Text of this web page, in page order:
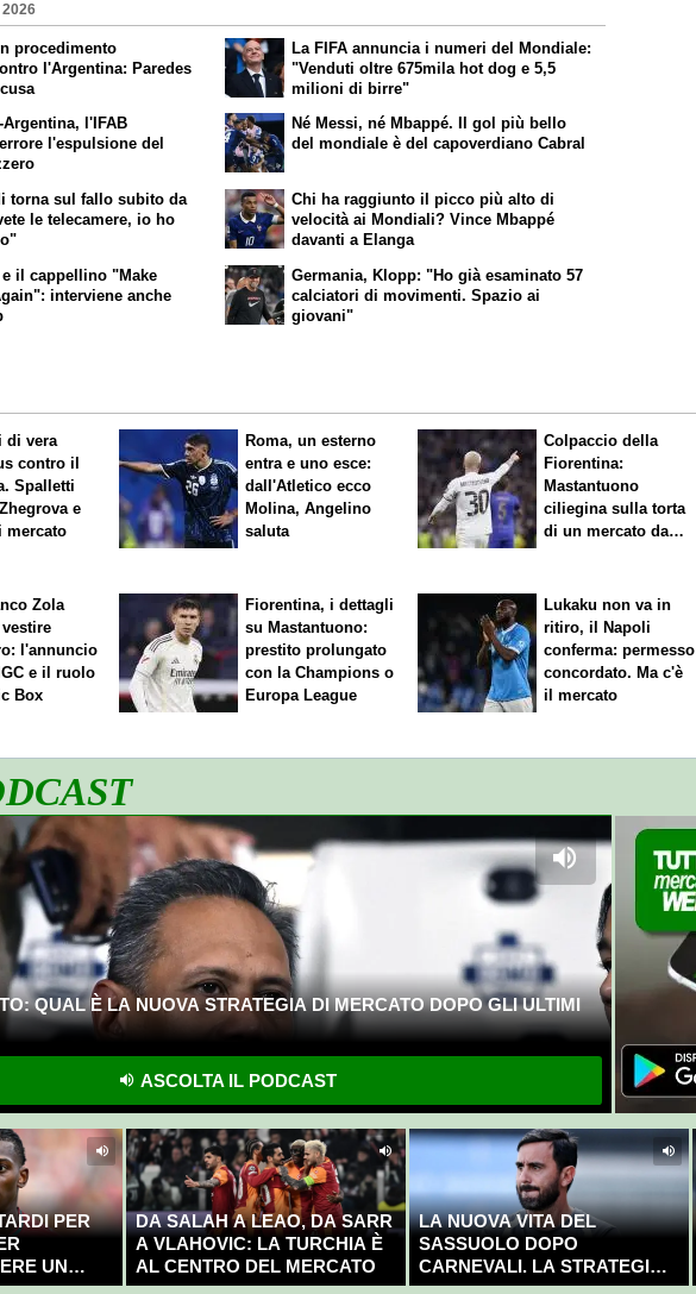
2026
procedimento
l'Argentina: Paredes
l'IFAB
l'espulsione del
La FIFA annuncia i numeri del Mondiale:
"Venduti oltre 675mila hot dog e 5,5
milioni di birre"
Né Messi, né Mbappé. Il gol più bello
del mondiale è del capoverdiano Cabral
torna sul fallo subito da
le telecamere, io ho
e il cappellino "Make
interviene anche
Chi ha raggiunto il picco più alto di
velocità ai Mondiali? Vince Mbappé
davanti a Elanga
Germania, Klopp: "Ho già esaminato 57
calciatori di movimenti. Spazio ai
giovani"
di vera
contro il
Spalletti
e
mercato
Roma, un esterno
entra e uno esce:
dall'Atletico ecco
Molina, Angelino
saluta
Colpaccio della
Fiorentina:
Mastantuono
ciliegina sulla torta
di un mercato da
Zola
l'annuncio
e il ruolo
Box
Fiorentina, i dettagli
su Mastantuono:
prestito prolungato
con la Champions o
Europa League
Lukaku non va in
ritiro, il Napoli
conferma: permesso
concordato. Ma c'è
il mercato
QUAL È LA NUOVA STRATEGIA DI MERCATO DOPO GLI ULTIMI
ASCOLTA IL PODCAST
PER
UN
DA SALAH A LEAO, DA SARR
A VLAHOVIC: LA TURCHIA È
AL CENTRO DEL MERCATO
LA NUOVA VITA DEL
SASSUOLO DOPO
CARNEVALI. LA STRATEGIA È
GIÀ CHIARA E DECISA